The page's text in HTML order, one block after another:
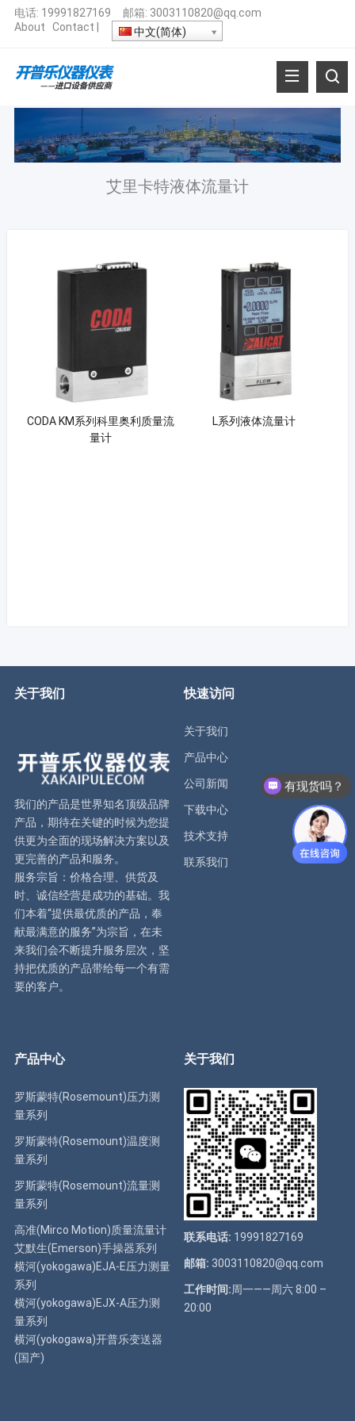
电话: 19991827169 邮箱: 3003110820@qq.com
About
Contact 中文(简体)
艾里卡特液体流量计
CODA KM系列科里奥利质量流
量计
L系列液体流量计
关于我们
我们的产品是世界知名顶级品牌
产品，期待在关键的时候为您提
供更为全面的现场解决方案以及
更完善的产品和服务。
服务宗旨：价格合理、供货及
时、诚信经营是成功的基础。我
们本着“提供最优质的产品，奉
献最满意的服务”为宗旨，在未
来我们会不断提升服务层次，坚
持把优质的产品带给每一个有需
要的客户。
快速访问
关于我们
产品中心
公司新闻
下载中心
技术支持
联系我们
产品中心
罗斯蒙特(Rosemount)压力测
量系列
罗斯蒙特(Rosemount)温度测
量系列
罗斯蒙特(Rosemount)流量测
量系列
高准(Mirco Motion)质量流量计
艾默生(Emerson)手操器系列
横河(yokogawa)EJA-E压力测量
系列
横河(yokogawa)EJX-A压力测
量系列
横河(yokogawa)开普乐变送器
(国产)
关于我们
联系电话: 19991827169
邮箱: 3003110820@qq.com
工作时间:周一——周六 8:00 –
20:00
有现货吗？